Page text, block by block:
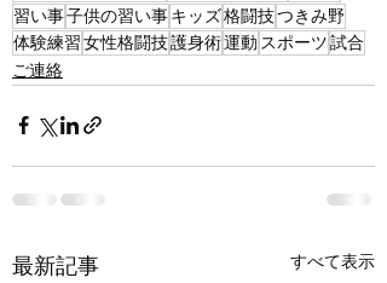
習い事子供の習い事キッズ格闘技つきみ野
体験練習女性格闘技護身術運動 スポーツ試合
ご連絡
最新記事 すべて表示